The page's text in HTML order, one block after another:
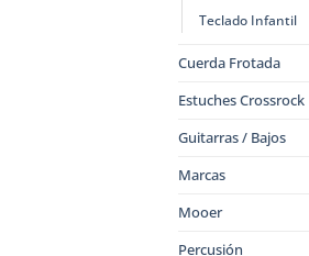
Teclado Infantil
Cuerda Frotada
Estuches Crossrock
Guitarras / Bajos
Marcas
Mooer
Percusión